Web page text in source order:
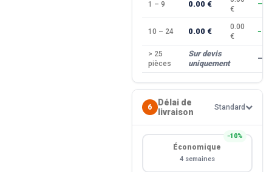
1 – 9 0.00 €
€
—
10 – 24 0.00 €
0.00
€
> 25
pièces
Sur devis
uniquement
—
6
Délai de
livraison
Standard
−10%
Économique
4 semaines